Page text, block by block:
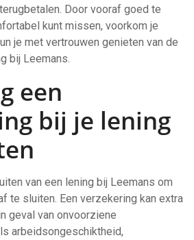
Door vooraf goed te
kunt missen, voorkom je
je met vertrouwen genieten van de
bij Leemans.
een
bij je lening
van een lening bij Leemans om
te sluiten. Een verzekering kan extra
geval van onvoorziene
arbeidsongeschiktheid,